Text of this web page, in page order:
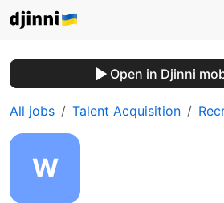
Open in Djinni
All jobs Talent Acquisition